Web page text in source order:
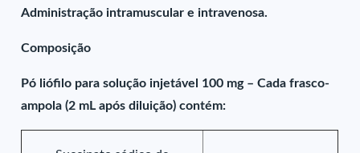
Administração intramuscular e intravenosa.
Composição
Pó liófilo para solução injetável 100 mg – Cada frasco-
ampola (2 mL após diluição) contém: